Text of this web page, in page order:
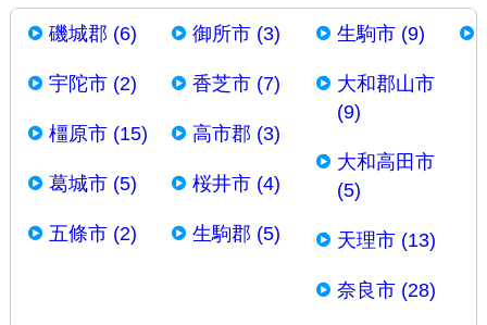
磯城郡 (6)
宇陀市 (2)
橿原市 (15)
葛城市 (5)
五條市 (2)
御所市 (3)
香芝市 (7)
高市郡 (3)
桜井市 (4)
生駒郡 (5)
生駒市 (9)
大和郡山市
(9)
大和高田市
(5)
天理市 (13)
奈良市 (28)